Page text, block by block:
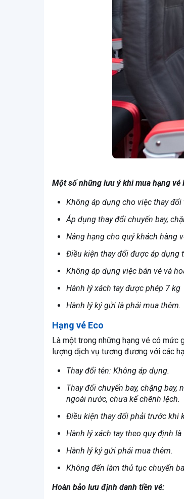
Một số những lưu ý khi mua hạng vé
Không áp dụng cho việc thay đổi
Áp dụng thay đổi chuyến bay,
Nâng hạng cho quý khách hàng
Điều kiện thay đổi được áp dụng
Không áp dụng việc bán vé và
Hành lý xách tay được phép 7 kg
Hành lý ký gửi là phải mua thêm.
Hạng vé Eco
Là một trong những hạng vé có mức
lượng dịch vụ tương đương với các
Thay đổi tên: Không áp dụng.
Thay đổi chuyến bay, chặng
ngoài nước, chưa kể chênh lệch.
Điều kiện thay đổi phải trước khi
Hành lý xách tay theo quy định là
Hành lý ký gửi phải mua thêm.
Không đến làm thủ tục chuyến
Hoàn bảo lưu định danh tiền vé: